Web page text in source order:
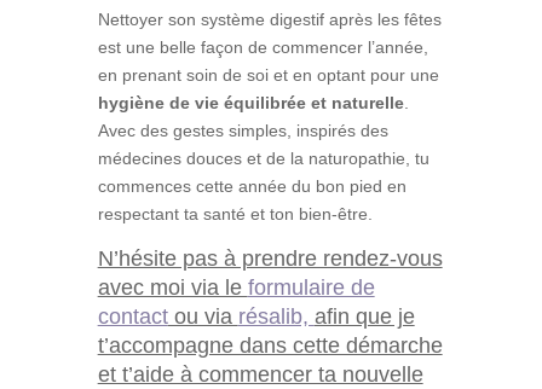
Nettoyer son système digestif après les fêtes
est une belle façon de commencer l’année,
en prenant soin de soi et en optant pour une
hygiène de vie équilibrée et naturelle.
Avec des gestes simples, inspirés des
médecines douces et de la naturopathie, tu
commences cette année du bon pied en
respectant ta santé et ton bien-être.
N’hésite pas à prendre rendez-vous
avec moi via le formulaire de
contactou via résalib, afin que je
t’accompagne dans cette démarche
et t’aide à commencer ta nouvelle